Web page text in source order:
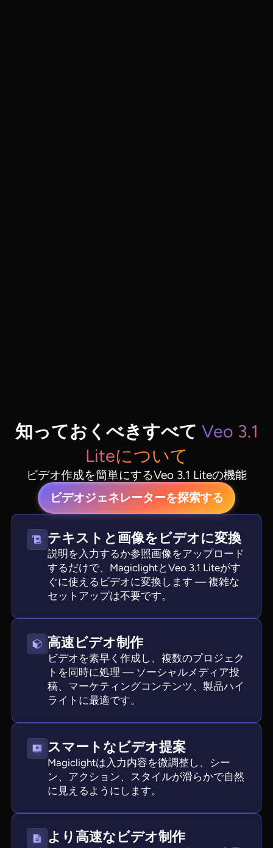
知っておくべきすべて Veo 3.1
Liteについて
ビデオ作成を簡単にするVeo 3.1 Liteの機能
ビデオジェネレーターを探索する
テキストと画像をビデオに変換
説明を入力するか参照画像をアップロード
するだけで、MagiclightとVeo 3.1 Liteがす
ぐに使えるビデオに変換します — 複雑な
セットアップは不要です。
高速ビデオ制作
ビデオを素早く作成し、複数のプロジェク
トを同時に処理 — ソーシャルメディア投
稿、マーケティングコンテンツ、製品ハイ
ライトに最適です。
スマートなビデオ提案
Magiclightは入力内容を微調整し、シー
ン、アクション、スタイルが滑らかで自然
に見えるようにします。
より高速なビデオ制作